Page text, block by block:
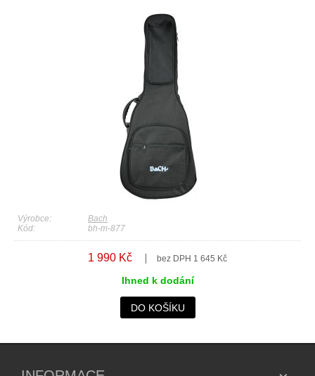
Výrobce:
Bach
Kód:
bh-m-877
1 990 Kč bez DPH 1 645 Kč
Ihned k dodání
DO KOŠÍKU